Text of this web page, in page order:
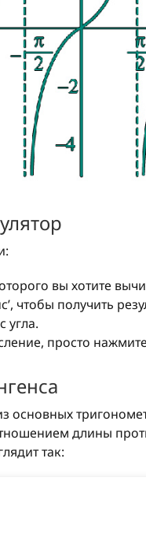
вы хотите
чтобы получить
угла.
просто нажмите
основных
длины
так: